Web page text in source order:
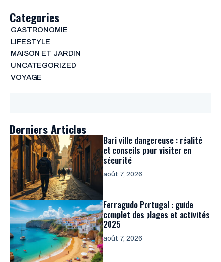
Categories
GASTRONOMIE
LIFESTYLE
MAISON ET JARDIN
UNCATEGORIZED
VOYAGE
Derniers Articles
Bari ville dangereuse : réalité
et conseils pour visiter en
sécurité
août 7, 2026
Ferragudo Portugal : guide
complet des plages et activités
2025
août 7, 2026